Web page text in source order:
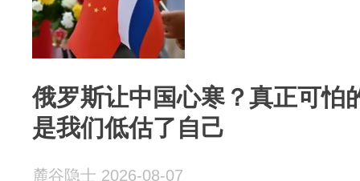
俄罗斯让中国心寒？真正可怕
是我们低估了自己
麓谷隐士 2026-08-07